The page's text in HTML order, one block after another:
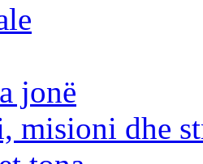
jonë
misioni dhe